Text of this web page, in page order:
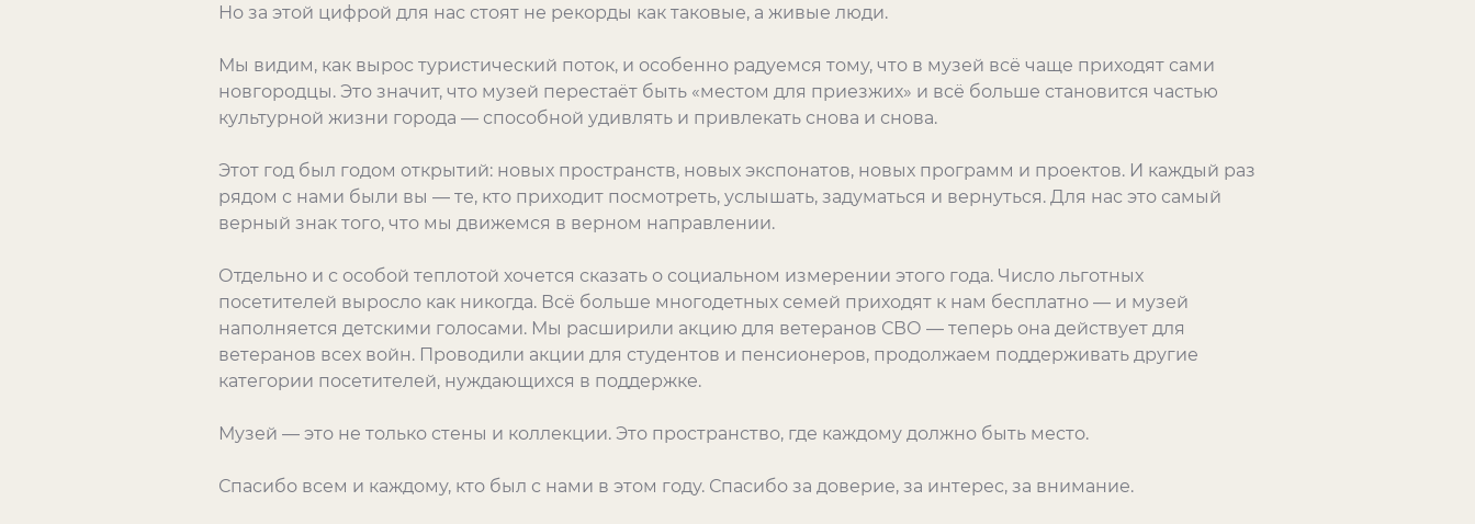
Но за этой цифрой для нас стоят не рекорды как таковые, а живые люди.
Мы видим, как вырос туристический поток, и особенно радуемся тому, что в музей всё чаще приходят сами
новгородцы. Это значит, что музей перестаёт быть «местом для приезжих» и всё больше становится частью
культурной жизни города — способной удивлять и привлекать снова и снова.
Этот год был годом открытий: новых пространств, новых экспонатов, новых программ и проектов. И каждый раз
рядом с нами были вы — те, кто приходит посмотреть, услышать, задуматься и вернуться. Для нас это самый
верный знак того, что мы движемся в верном направлении.
Отдельно и с особой теплотой хочется сказать о социальном измерении этого года. Число льготных
посетителей выросло как никогда. Всё больше многодетных семей приходят к нам бесплатно — и музей
наполняется детскими голосами. Мы расширили акцию для ветеранов СВО — теперь она действует для
ветеранов всех войн. Проводили акции для студентов и пенсионеров, продолжаем поддерживать другие
категории посетителей, нуждающихся в поддержке.
Музей — это не только стены и коллекции. Это пространство, где каждому должно быть место.
Спасибо всем и каждому, кто был с нами в этом году. Спасибо за доверие, за интерес, за внимание.